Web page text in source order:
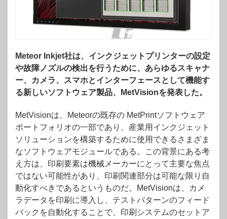
Meteor Inkjet社は、インクジェットプリンターの設定
や故障ノズルの検出を行うために、あらゆるスキャナ
ー、カメラ、スマホとインターフェースとして機能す
る新しいソフトウェア製品、MetVisionを発表した。
MetVisionは、Meteorの既存の MetPrintソフトウェア
ポートフォリオの一部であり、産業用インクジェット
ソリューションを構築するために使用できるさまざま
なソフトウェアモジュールである。この背景にある考
え方は、印刷要素は機械メーカーにとって主要な焦点
ではない可能性があり、印刷関連部分は可能な限り自
動化すべきであるというものだ。MetVisionは、カメ
ラデータを印刷に導入し、テストパターンのフィード
バックを自動化することで、印刷システムのセットア